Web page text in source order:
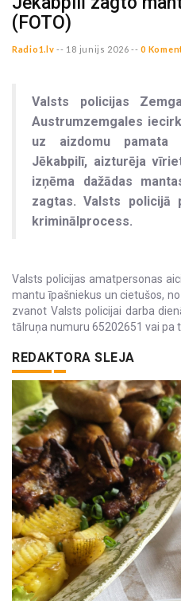
(FOTO)
Radio1.lv -- 18 junijs 2026 -- 0
Valsts policijas
Austrumzemgales
uz aizdomu pamata
Jēkabpilī, aizturēja
izņēma dažādas
zagtas. Valsts policijā
kriminālprocess.
Valsts policijas amatpersonas
mantu īpašniekus un cietušos,
zvanot Valsts policijai darba
tālruņa numuru 65202651 vai pa
REDAKTORA SLEJA